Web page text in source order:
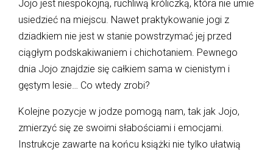
Jojo jest niespokojną, ruchliwą króliczką, która nie umie
usiedzieć na miejscu. Nawet praktykowanie jogi z
dziadkiem nie jest w stanie powstrzymać jej przed
ciągłym podskakiwaniem i chichotaniem. Pewnego
dnia Jojo znajdzie się całkiem sama w cienistym i
gęstym lesie… Co wtedy zrobi?
Kolejne pozycje w jodze pomogą nam, tak jak Jojo,
zmierzyć się ze swoimi słabościami i emocjami.
Instrukcje zawarte na końcu książki nie tylko ułatwią